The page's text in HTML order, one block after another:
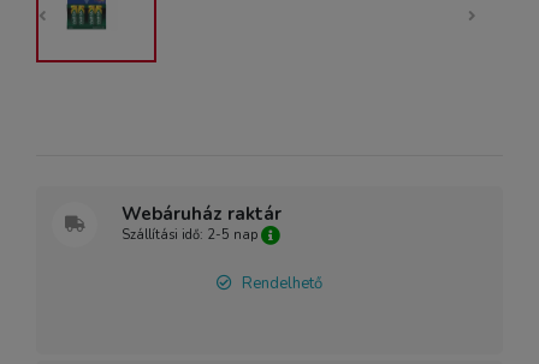
Webáruház raktár
Szállítási idő: 2-5 nap
Rendelhető